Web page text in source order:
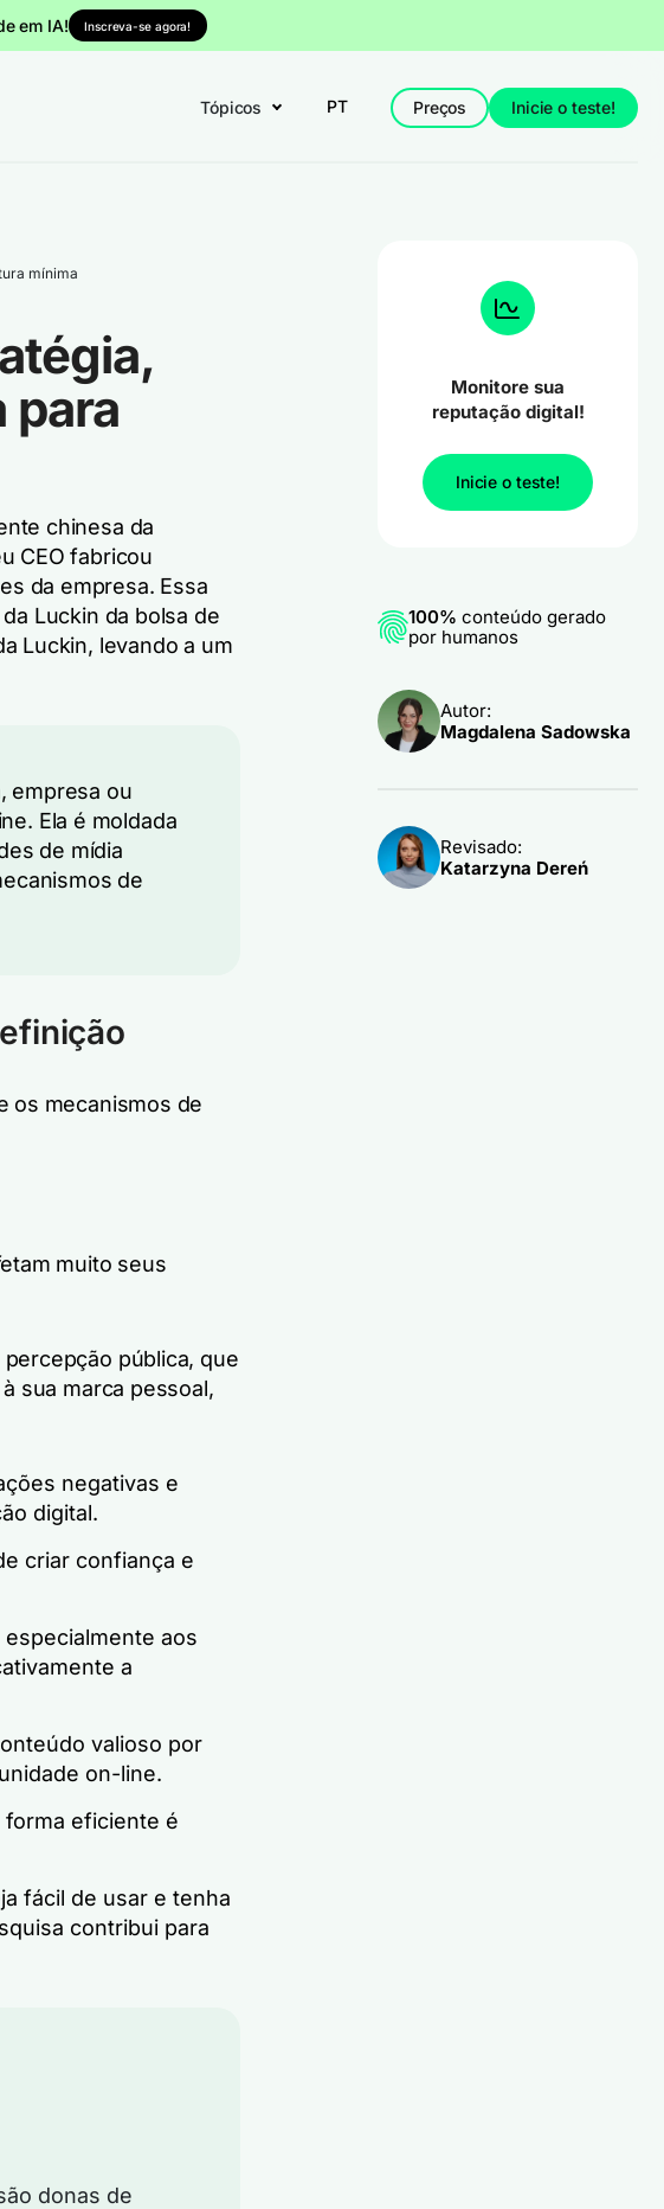
em IA! Inscreva-se agora!
Tópicos PT Preços Inicie o teste!
mínima
para
chinesa da
CEO fabricou
da empresa. Essa
Luckin da bolsa de
Luckin, levando a um
empresa ou
Ela é moldada
de mídia
de
os mecanismos de
muito seus
pública, que
sua marca pessoal,
negativas e
digital.
criar confiança e
aos
a
valioso por
on-line.
forma eficiente é
fácil de usar e tenha
contribui para
donas de
Monitore sua
reputação digital!
Inicie o teste!
100% conteúdo gerado
por humanos
Autor:
Magdalena Sadowska
Revisado:
Katarzyna Dereń